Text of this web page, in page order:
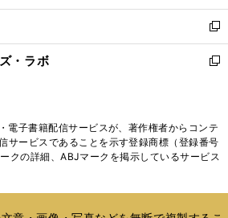
開
く
ウ
で
開
く
ン
ド
ウ
で
ウ
ィ
ン
ド
く
新
し
い
ド
ウ
で
・ラボ
新
ィ
ン
ド
電子書籍配信サービスが、著作権者からコンテ
サービスであることを示す登録商標（登録番号
クの詳細、ABJマークを掲示しているサービス